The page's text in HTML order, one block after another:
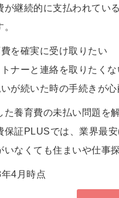
が継続的に支払われてい
を確実に受け取りたい
ナーと連絡を取りたくな
が続いた時の手続きが心
た養育費の未払い問題を
保証PLUSでは、業界最
いなくても住まいや仕事
4月時点